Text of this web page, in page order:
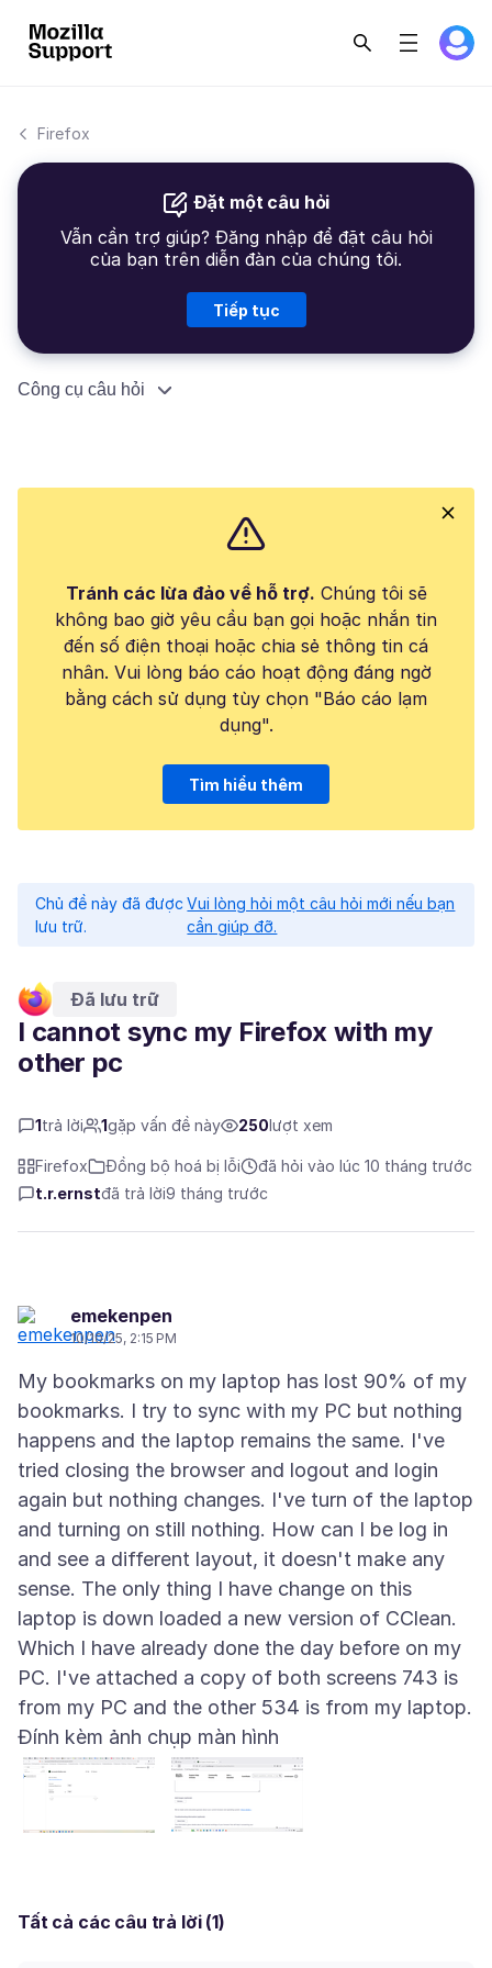
Firefox
Đặt một câu hỏi
Vẫn cần trợ giúp? Đăng nhập để đặt câu hỏi
của bạn trên diễn đàn của chúng tôi.
Tiếp tục
Công cụ câu hỏi
Tránh các lừa đảo về hỗ trợ. Chúng tôi sẽ
không bao giờ yêu cầu bạn gọi hoặc nhắn tin
đến số điện thoại hoặc chia sẻ thông tin cá
nhân. Vui lòng báo cáo hoạt động đáng ngờ
bằng cách sử dụng tùy chọn "Báo cáo lạm
dụng".
Tìm hiểu thêm
Chủ đề này đã được
lưu trữ.
Vui lòng hỏi một câu hỏi mới nếu bạn
cần giúp đỡ.
Đã lưu trữ
I cannot sync my Firefox with my
other pc
1trả lời 1gặp vấn đề này 250lượt xem
Firefox Đồng bộ hoá bị lỗi
đã hỏi vào lúc 10 tháng trước
t.r.ernstđã trả lời9 tháng trước
emekenpen
10/10/25, 2:15 PM
My bookmarks on my laptop has lost 90% of my
bookmarks. I try to sync with my PC but nothing
happens and the laptop remains the same. I've
tried closing the browser and logout and login
again but nothing changes. I've turn of the laptop
and turning on still nothing. How can I be log in
and see a different layout, it doesn't make any
sense. The only thing I have change on this
laptop is down loaded a new version of CClean.
Which I have already done the day before on my
PC. I've attached a copy of both screens 743 is
Đính kèm ảnh chụp màn hình
Tất cả các câu trả lời (1)